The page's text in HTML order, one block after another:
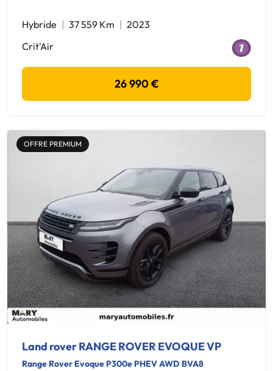
Hybride 37 559 Km
2023
Crit'Air
26 990 €
OFFRE PREMIUM
Land rover RANGE ROVER EVOQUE VP
Range Rover Evoque P300e PHEV AWD BVA8